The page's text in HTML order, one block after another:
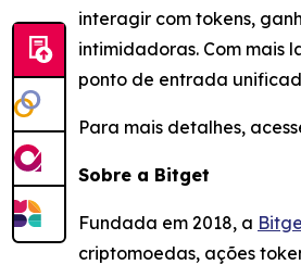
interagir com tokens,
intimidadoras. Com mais
ponto de entrada
Para mais detalhes,
Sobre a Bitget
Fundada em 2018, a
criptomoedas, ações